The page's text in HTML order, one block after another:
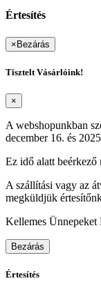
Értesítés
× Bezárás
Tisztelt Vásárlóink!
×
A webshopunkban
december 16. és
Ez idő alatt beérkező
A szállítási vagy az
megküldjük
Kellemes
Bezárás
Értesítés